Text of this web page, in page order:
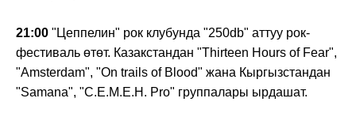
21:00 "Цеппелин" рок клубунда "250db" аттуу рок-
фестиваль өтөт. Казакстандан "Thirteen Hours of Fear",
"Amsterdam", "On trails of Blood" жана Кыргызстандан
"Samana", "С.Е.М.Е.Н. Pro" группалары ырдашат.